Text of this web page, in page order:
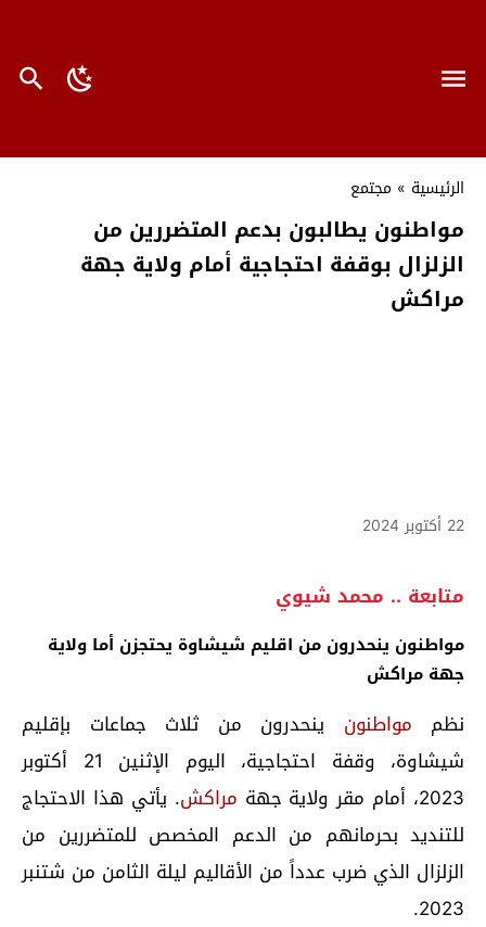
الرئيسية » مجتمع
مواطنون يطالبون بدعم المتضررين من
الزلزال بوقفة احتجاجية أمام ولاية جهة
مراكش
22 أكتوبر 2024
متابعة .. محمد شيوي
مواطنون ينحدرون من اقليم شيشاوة يحتجزن أما ولاية
جهة مراكش
نظم مواطنون ينحدرون من ثلاث جماعات بإقليم
شيشاوة، وقفة احتجاجية، اليوم الإثنين 21 أكتوبر
2023، أمام مقر ولاية جهة
مراكش. يأتي هذا الاحتجاج
للتنديد بحرمانهم من الدعم المخصص للمتضررين من
الزلزال الذي ضرب عدداً من الأقاليم ليلة الثامن من شتنبر
2023.